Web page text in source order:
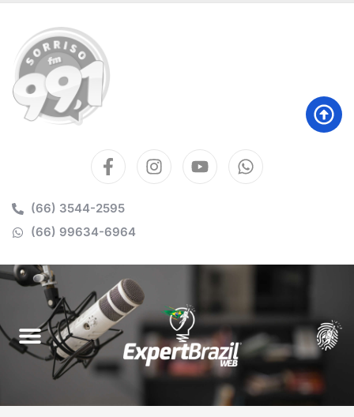
(66) 3544-2595
(66) 99634-6964